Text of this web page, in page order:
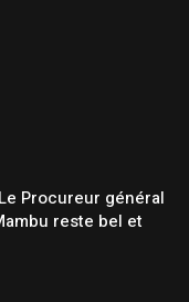
Procureur général
reste bel et